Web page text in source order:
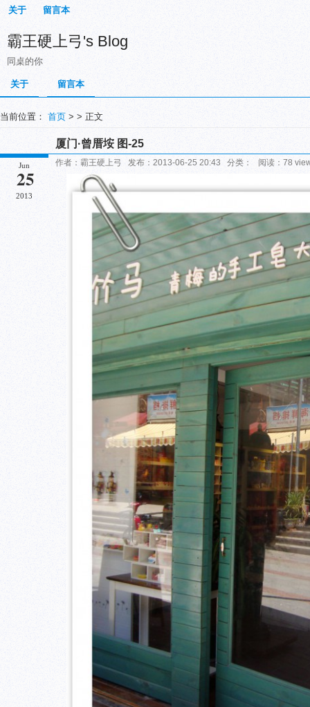
关于 留言本
霸王硬上弓's Blog
同桌的你
关于 留言本
当前位置： 首页 > > 正文
厦门·曾厝垵 图-25
Jun
25
2013
作者：霸王硬上弓 发布：2013-06-25 20:43 分类： 阅读：78